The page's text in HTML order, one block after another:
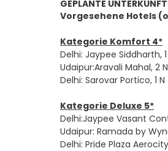
GEPLANTE
Vorgesehene Hotels
Kategorie Komfort 4*
Delhi: Jaypee Siddharth, 1
Udaipur:Aravali Mahal, 2 N
Delhi: Sarovar Portico, 1 N
Kategorie Deluxe 5*
Delhi:Jaypee Vasant
Udaipur: Ramada by
Delhi: Pride Plaza